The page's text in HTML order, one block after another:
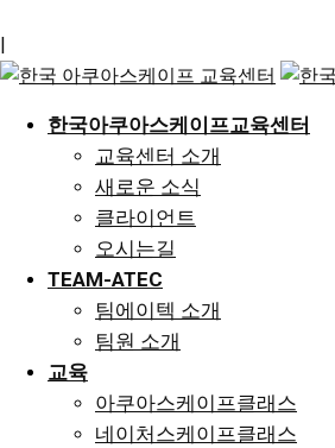
|
한국아쿠아스케이프교육센터
교육센터 소개
새로운 소식
클라이언트
오시는길
TEAM-ATEC
팀에이텍 소개
팀원 소개
교육
아쿠아스케이프클래스
네이처스케이프클래스